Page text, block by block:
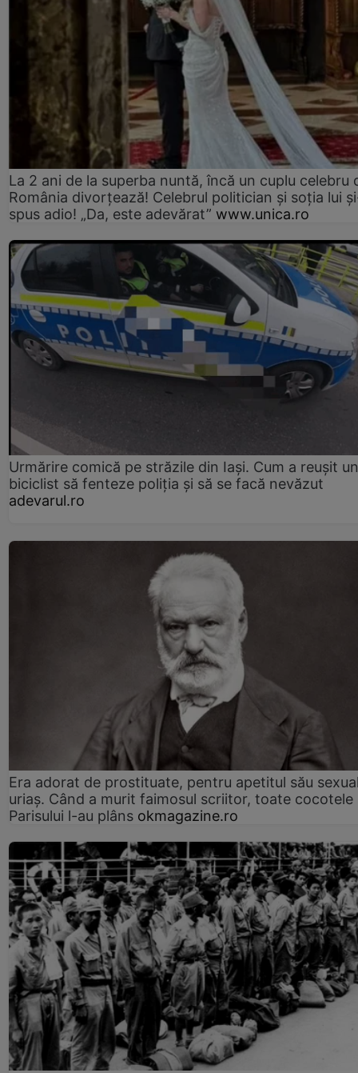
La 2 ani de la superba nuntă, încă un cuplu celebru
România divorțează! Celebrul politician și soția lui
spus adio! „Da, este adevărat” www.unica.ro
Urmărire comică pe străzile din Iași. Cum a reușit un
biciclist să fenteze poliția și să se facă nevăzut
adevarul.ro
Era adorat de prostituate, pentru apetitul său
uriaș. Când a murit faimosul scriitor, toate cocotele
Parisului l-au plâns okmagazine.ro